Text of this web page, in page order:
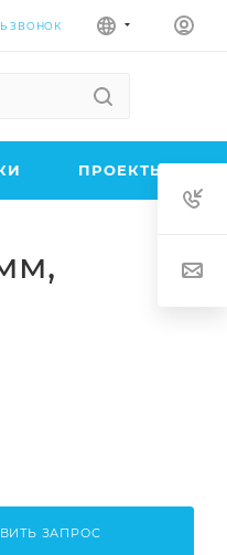
ЗВОНОК
ПРОЕКТЫ
ЗАПРОС